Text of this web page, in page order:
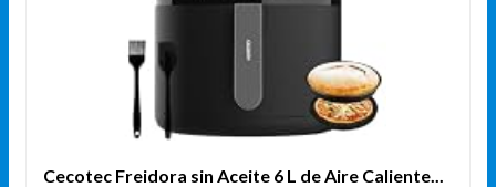
Cecotec Freidora sin Aceite 6 L de Aire Caliente...